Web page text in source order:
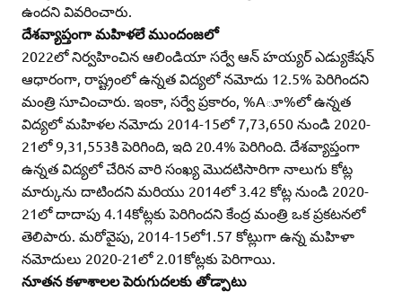
ఉందని వివరించారు.
దేశవ్యాప్తంగా మహిళలే ముందంజలో
2022లో నిర్వహించిన ఆలిండియా సర్వే ఆన్‌ హయ్యర్‌ ఎడ్యుకేషన్‌
ఆధారంగా, రాష్ట్రంలో ఉన్నత విద్యలో నమోదు 12.5% పెరిగిందని
మంత్రి సూచించారు. ఇంకా, సర్వే ప్రకారం, %Aూ%లో ఉన్నత
విద్యలో మహిళల నమోదు 2014-15లో 7,73,650 నుండి 2020-
21లో 9,31,553కి పెరిగింది, ఇది 20.4% పెరిగింది. దేశవ్యాప్తంగా
ఉన్నత విద్యలో చేరిన వారి సంఖ్య మొదటిసారిగా నాలుగు కోట్ల
మార్కును దాటిందని మరియు 2014లో 3.42 కోట్ల నుండి 2020-
21లో దాదాపు 4.14కోట్లకు పెరిగిందని కేంద్ర మంత్రి ఒక ప్రకటనలో
తెలిపారు. మరోవైపు, 2014-15లో1.57 కోట్లుగా ఉన్న మహిళా
నమోదులు 2020-21లో 2.01కోట్లకు పెరిగాయి.
నూతన కళాశాలల పెరుగుదలకు తోడ్పాటు